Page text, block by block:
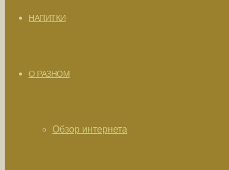
НАПИТКИ
О РАЗНОМ
Обзор интернета